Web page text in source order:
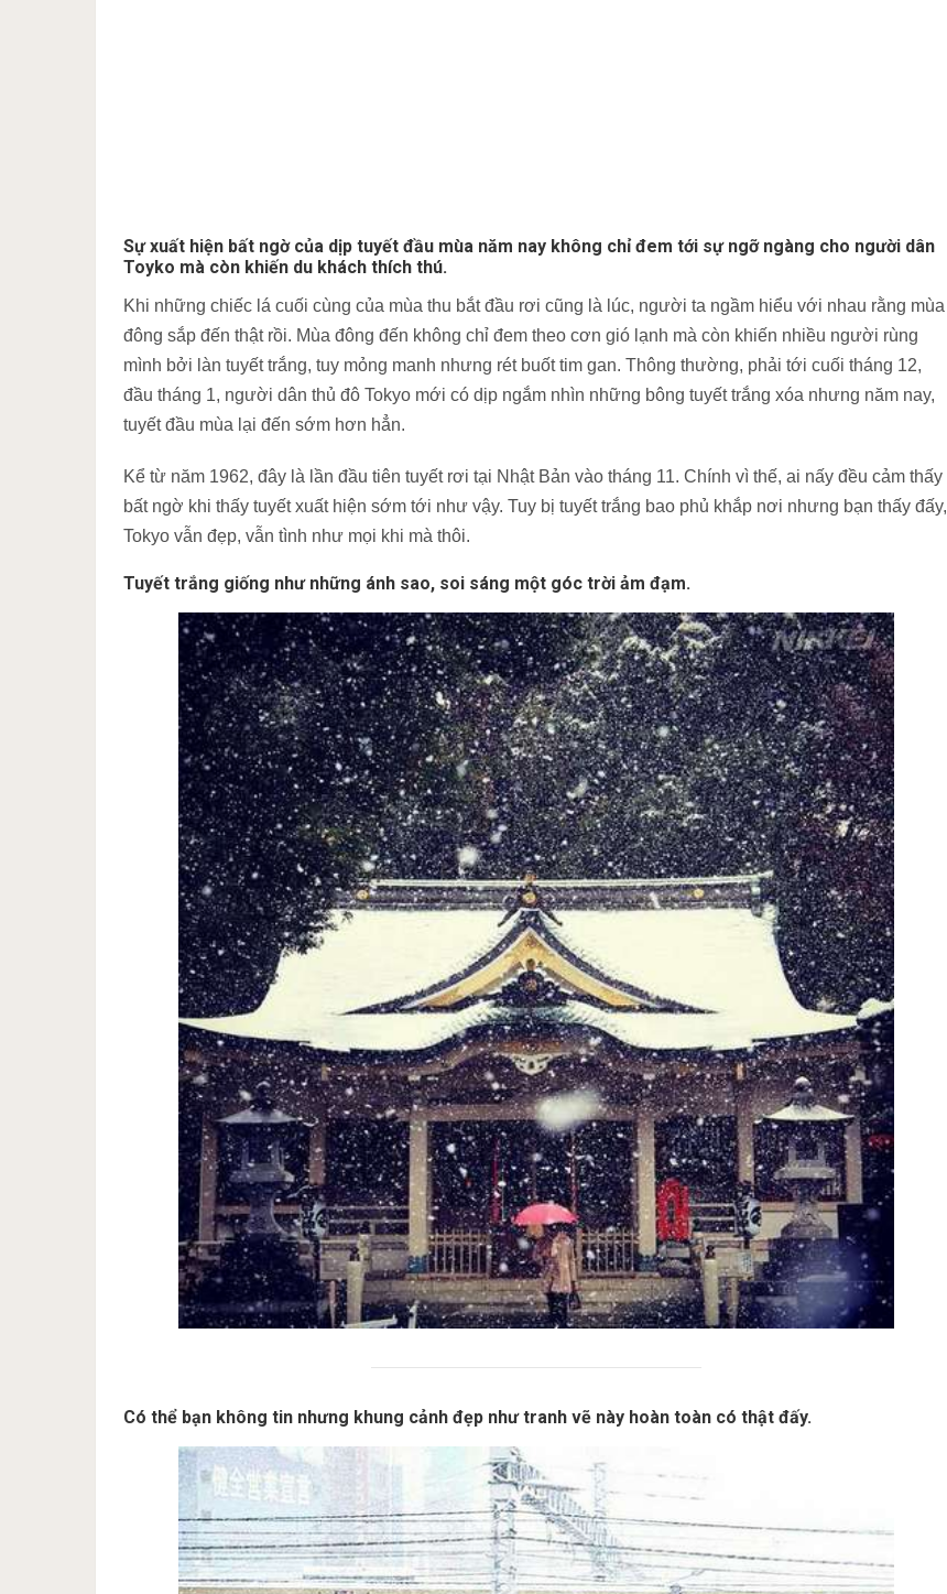
Sự xuất hiện bất ngờ của dịp tuyết đầu mùa năm nay không chỉ đem tới sự ngỡ ngàng cho người dân
Toyko mà còn khiến du khách thích thú.
Khi những chiếc lá cuối cùng của mùa thu bắt đầu rơi cũng là lúc, người ta ngầm hiểu với nhau rằng mùa
đông sắp đến thật rồi. Mùa đông đến không chỉ đem theo cơn gió lạnh mà còn khiến nhiều người rùng
mình bởi làn tuyết trắng, tuy mỏng manh nhưng rét buốt tim gan. Thông thường, phải tới cuối tháng 12,
đầu tháng 1, người dân thủ đô Tokyo mới có dịp ngắm nhìn những bông tuyết trắng xóa nhưng năm nay,
tuyết đầu mùa lại đến sớm hơn hẳn.
Kể từ năm 1962, đây là lần đầu tiên tuyết rơi tại Nhật Bản vào tháng 11. Chính vì thế, ai nấy đều cảm thấy
bất ngờ khi thấy tuyết xuất hiện sớm tới như vậy. Tuy bị tuyết trắng bao phủ khắp nơi nhưng bạn thấy đấy,
Tokyo vẫn đẹp, vẫn tình như mọi khi mà thôi.
Tuyết trắng giống như những ánh sao, soi sáng một góc trời ảm đạm.
Có thể bạn không tin nhưng khung cảnh đẹp như tranh vẽ này hoàn toàn có thật đấy.